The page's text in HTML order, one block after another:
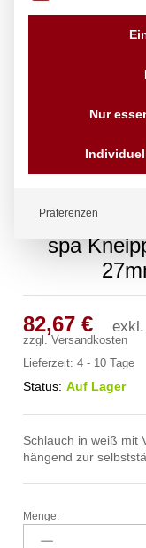
spa
82,67€
zzgl.Versandkosten
Lieferzeit:4 - 10 Tage
Status: Auf Lager
Schlauch in weiß mit
hängend zur
spa
Kneipp'sche
Menge:
Nur
Präferenzen